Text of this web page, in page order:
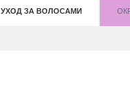
УХОД ЗА ВОЛОСАМИ